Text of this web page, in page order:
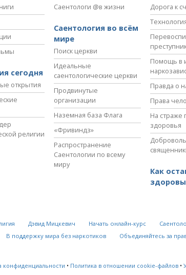
сегодня
открытия
религии
Саентологи @в жизни
Саентология во всём
мире
Поиск церкви
Идеальные
саентологические церкви
Продвинутые
организации
Наземная база Флага
«Фривиндз»
Распространение
Саентологии по всему
миру
Дорога к
Помощь в
Правда о
Права
На страже
здоровья
Как
Дэвид Мицкевич Начать онлайн-курс
В поддержку мира без наркотиков Объединяйтесь за
конфиденциальности • Политика в отношении cookie-файлов •